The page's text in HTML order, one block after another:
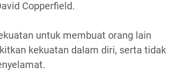
Copperfield.
untuk membuat orang lain
kekuatan dalam diri, serta tidak